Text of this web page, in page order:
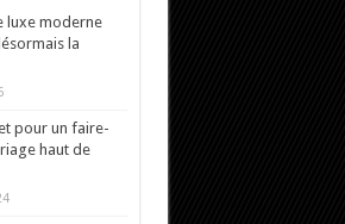
luxe moderne
la
pour un faire-
haut de